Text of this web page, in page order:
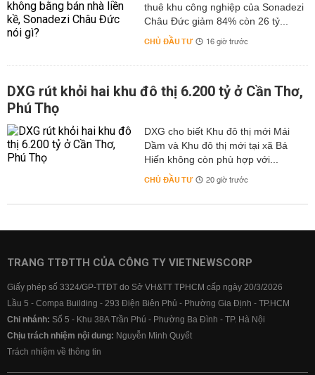
thuê khu công nghiệp của Sonadezi
Châu Đức giảm 84% còn 26 tỷ...
CHỦ ĐẦU TƯ 16 giờ trước
DXG rút khỏi hai khu đô thị 6.200 tỷ ở Cần Thơ,
Phú Thọ
DXG cho biết Khu đô thị mới Mái
Dầm và Khu đô thị mới tại xã Bá
Hiến không còn phù hợp với...
CHỦ ĐẦU TƯ 20 giờ trước
TRANG TTĐTTH CỦA CÔNG TY VIETNEWSCORP
Giấy phép số 3324/GP-TTĐT do Sở VH&TT TPHCM cấp ngày 20/3/2026
Lầu 5 - Compa Building - 293 Điện Biên Phủ - Phường Gia Định - TP.HCM
Chi nhánh: Số 5 - Khu 38A Trần Phú - Phường Ba Đình - TP. Hà Nội
Chịu trách nhiệm nội dung: Nguyễn Minh Quyết
Trách nhiệm về thông tin